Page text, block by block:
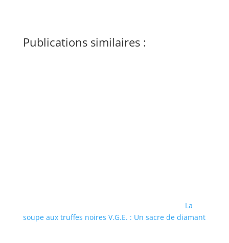
Publications similaires :
La
soupe aux truffes noires V.G.E. : Un sacre de diamant